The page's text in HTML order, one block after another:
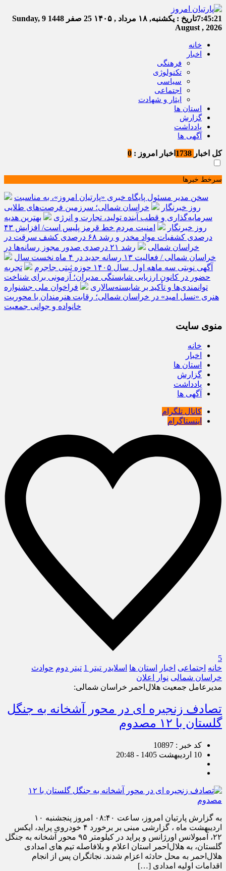
7:45:21تاریخ : یکشنبه, ۱۸ مرداد , ۱۴۰۵ 25 صفر 1448
Sunday, 9
August , 2026
خانه
اخبار
فرهنگی
تکنولوژی
سیاسی
اجتماعی
ایثار و شهادت
استان ها
گزارش
یادداشت
آگهی ها
کل اخبار اخبار امروز : 0
سرخط خبرها
سخن مدیر مسئول پایگاه خبری «پارتیان امروز»، به مناسبت
روز خبرنگار
خراسان شمالی؛ سرزمین فرصت‌های طلایی
سرمایه‌گذاری و قطب آینده تولید، تجارت و انرژی
بهترین هدیه
روز خبرنگار
امنیت مردم خط قرمز پلیس است/ افزایش ۴۳
درصدی کشفیات مواد مخدر و رشد ۶۸ درصدی کشف سرقت در
خراسان شمالی
رشد ۲۱ درصدی صدور مجوز رسانه‌ها در
خراسان شمالی / فعالیت ۱۳ رسانه جدید در ۴ ماه نخست سال
آگهی نوبتی سه ماهه اول سال ۱۴۰۵ حوزه ثبتی جاجرم
تجربه
حضور در کانون ارزیابی شایستگی مدیران؛ آزمونی برای شناخت
توانمندی‌ها و تأکید بر شایسته‌سالاری
فراخوان ملی جشنواره
هنری «نسل امید» در خراسان شمالی؛ رقابت هنرمندان با محوریت
خانواده و جوانی جمعیت
منوی سایت
خانه
اخبار
استان ها
گزارش
یادداشت
آگهی ها
کانال تلگرام
اینستاگرام
5
خانه اجتماعی اخبار استان ها اسلایدر تیتر 1 تیتر دوم حوادث
خراسان شمالی نوار اعلان
مدیرعامل جمعیت هلال‌احمر خراسان شمالی:
تصادف زنجیره ای در محور آشخانه به جنگل
گلستان با ۱۲ مصدوم
کد خبر : 10897
10 اردیبهشت 1405 - 20:48
به گزارش پارتیان امروز، ساعت ۰۸:۴۰ امروز پنجشنبه ۱۰
اردیبهشت ماه ، گزارشی مبنی بر برخورد ۴ خودروی پراید، ایکس
۲۲، آمبولانس اورژانس و پراید در کیلومتر ۹۵ محور آشخانه به جنگل
گلستان، به هلال‌احمر استان اعلام و بلافاصله تیم‌ های امدادی
هلال‌احمر به محل حادثه اعزام شدند. نجاتگران پس از انجام
اقدامات اولیه امدادی […]